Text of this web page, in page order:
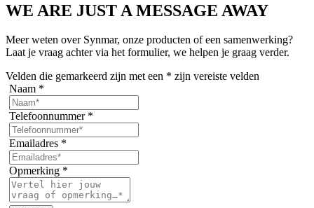
WE ARE JUST A MESSAGE AWAY
Meer weten over Synmar, onze producten of een samenwerking?
Laat je vraag achter via het formulier, we helpen je graag verder.
Velden die gemarkeerd zijn met een * zijn vereiste velden
Naam *
Telefoonnummer *
Emailadres *
Opmerking *